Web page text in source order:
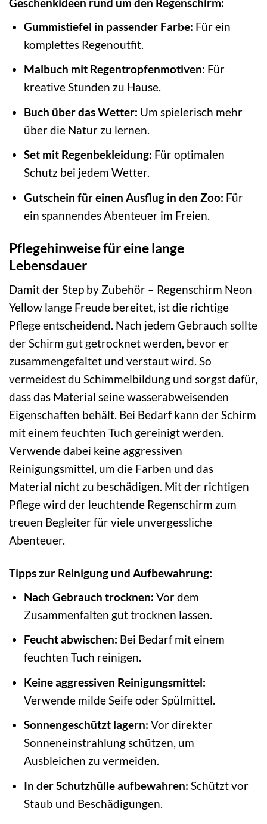
Geschenkideen rund um den Regenschirm:
Gummistiefel in passender Farbe: Für ein
komplettes Regenoutfit.
Malbuch mit Regentropfenmotiven: Für
kreative Stunden zu Hause.
Buch über das Wetter: Um spielerisch mehr
über die Natur zu lernen.
Set mit Regenbekleidung: Für optimalen
Schutz bei jedem Wetter.
Gutschein für einen Ausflug in den Zoo: Für
ein spannendes Abenteuer im Freien.
Pflegehinweise für eine lange
Lebensdauer
Damit der Step by Zubehör – Regenschirm Neon
Yellow lange Freude bereitet, ist die richtige
Pflege entscheidend. Nach jedem Gebrauch sollte
der Schirm gut getrocknet werden, bevor er
zusammengefaltet und verstaut wird. So
vermeidest du Schimmelbildung und sorgst dafür,
dass das Material seine wasserabweisenden
Eigenschaften behält. Bei Bedarf kann der Schirm
mit einem feuchten Tuch gereinigt werden.
Verwende dabei keine aggressiven
Reinigungsmittel, um die Farben und das
Material nicht zu beschädigen. Mit der richtigen
Pflege wird der leuchtende Regenschirm zum
treuen Begleiter für viele unvergessliche
Abenteuer.
Tipps zur Reinigung und Aufbewahrung:
Nach Gebrauch trocknen: Vor dem
Zusammenfalten gut trocknen lassen.
Feucht abwischen: Bei Bedarf mit einem
feuchten Tuch reinigen.
Keine aggressiven Reinigungsmittel:
Verwende milde Seife oder Spülmittel.
Sonnengeschützt lagern: Vor direkter
Sonneneinstrahlung schützen, um
Ausbleichen zu vermeiden.
In der Schutzhülle aufbewahren: Schützt vor
Staub und Beschädigungen.